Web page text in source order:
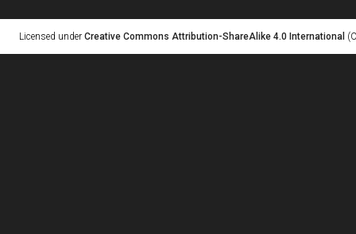
Licensed under Creative Commons Attribution-ShareAlike 4.0 International